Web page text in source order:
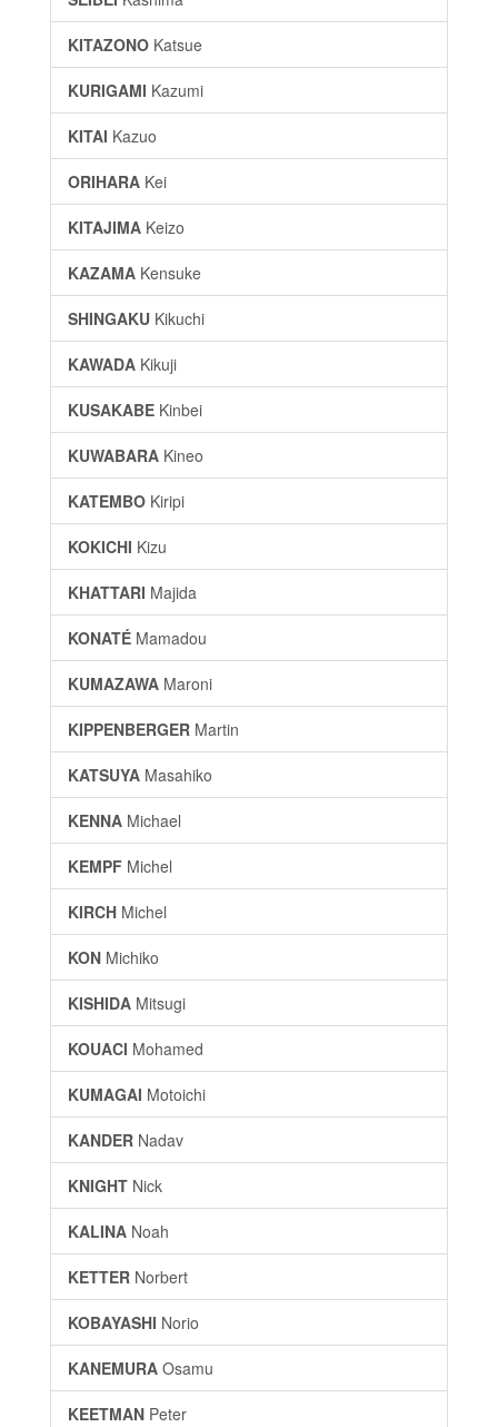
KITAZONO Katsue
KURIGAMI Kazumi
KITAI Kazuo
ORIHARA Kei
KITAJIMA Keizo
KAZAMA Kensuke
SHINGAKU Kikuchi
KAWADA Kikuji
KUSAKABE Kinbei
KUWABARA Kineo
KATEMBO Kiripi
KOKICHI Kizu
KHATTARI Majida
KONATÉ Mamadou
KUMAZAWA Maroni
KIPPENBERGER Martin
KATSUYA Masahiko
KENNA Michael
KEMPF Michel
KIRCH Michel
KON Michiko
KISHIDA Mitsugi
KOUACI Mohamed
KUMAGAI Motoichi
KANDER Nadav
KNIGHT Nick
KALINA Noah
KETTER Norbert
KOBAYASHI Norio
KANEMURA Osamu
KEETMAN Peter